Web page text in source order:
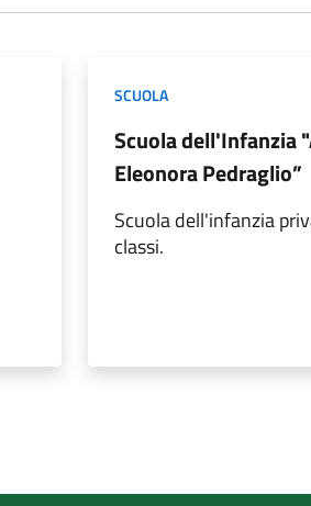
SCUOLA
Scuola dell'Infanzia
Eleonora Pedraglio”
Scuola dell'infanzia
classi.